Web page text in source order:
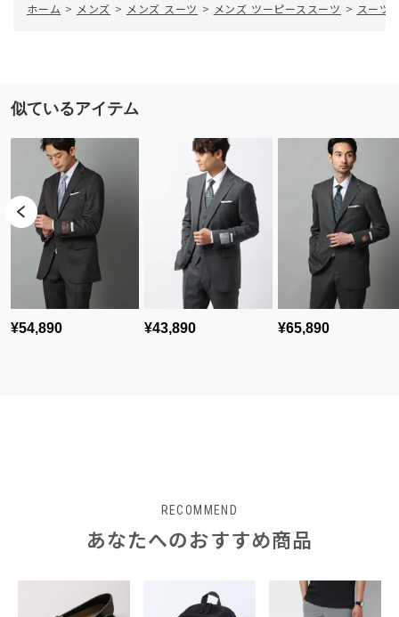
ホーム > メンズ > メンズ スーツ > メンズ ツーピーススーツ > スーツ
RECOMMEND
あなたへのおすすめ商品